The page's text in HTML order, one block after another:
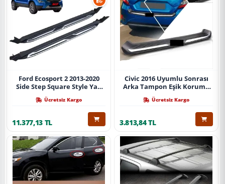
Ford Ecosport 2 2013-2020
Side Step Square Style Yan
Ücretsiz Kargo
11.377,13 TL
Civic 2016 Uyumlu Sonrası
Arka Tampon Eşik Koruma
Ücretsiz Kargo
3.813,84 TL